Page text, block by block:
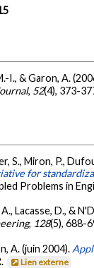
I., & Garon, A.
, 52(4), 373-
S., Miron, P.,
for
Problems in
Lacasse, D., &
, 128(5), 688-
A. (juin 2004).
Lien externe